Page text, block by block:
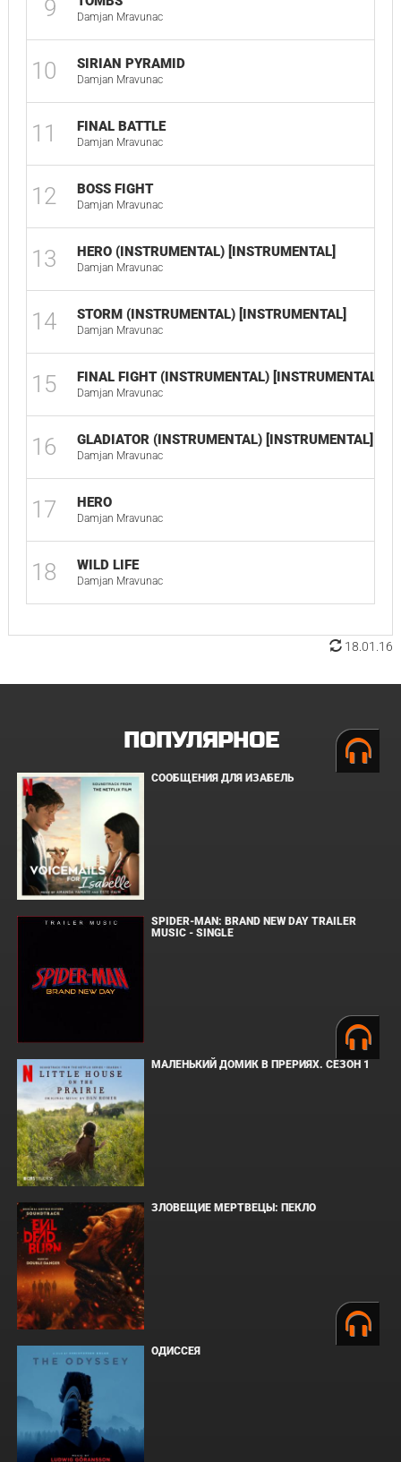
9 Damjan Mravunac
10 SIRIAN PYRAMID
Damjan Mravunac
11 FINAL BATTLE
Damjan Mravunac
12 BOSS FIGHT
Damjan Mravunac
13 HERO (INSTRUMENTAL) [INSTRUMENTAL]
Damjan Mravunac
14 STORM (INSTRUMENTAL) [INSTRUMENTAL]
Damjan Mravunac
15 FINAL FIGHT (INSTRUMENTAL) [INSTRUMENTAL]
Damjan Mravunac
16 GLADIATOR (INSTRUMENTAL) [INSTRUMENTAL]
Damjan Mravunac
17 HERO
Damjan Mravunac
18 WILD LIFE
Damjan Mravunac
18.01.16
ПОПУЛЯРНОЕ
СООБЩЕНИЯ ДЛЯ ИЗАБЕЛЬ
SPIDER-MAN: BRAND NEW DAY TRAILER
MUSIC - SINGLE
МАЛЕНЬКИЙ ДОМИК В ПРЕРИЯХ. СЕЗОН 1
ЗЛОВЕЩИЕ МЕРТВЕЦЫ: ПЕКЛО
ОДИССЕЯ